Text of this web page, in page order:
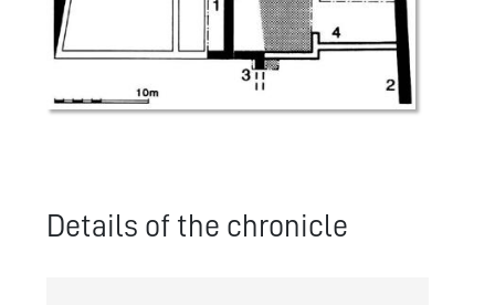
Details of the chronicle